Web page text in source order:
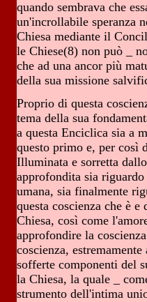
quando sembrava che
un'incrollabile speranza
Chiesa mediante il
le Chiese(8) non può _
che ad una ancor più
della sua missione
Proprio di questa
tema della sua
a questa Enciclica sia a
questo primo e, per così
Illuminata e sorretta
approfondita sia
umana, sia finalmente
questa coscienza che è
Chiesa, così come
approfondire la
coscienza,
sofferte componenti del
la Chiesa, la quale _
strumento dell'intima